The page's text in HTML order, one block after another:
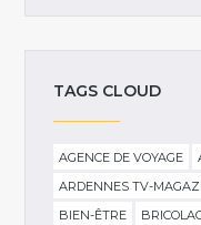
TAGS CLOUD
AGENCE DE VOYAGE
ARDENNES TV-
BIEN-ÊTRE